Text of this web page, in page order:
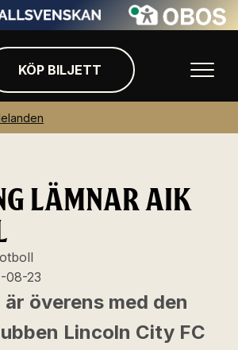
KÖP BILJETT
LÄMNAR AIK
08-23
överens med den
Lincoln City FC